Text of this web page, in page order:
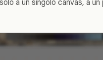
a un singolo canvas, a